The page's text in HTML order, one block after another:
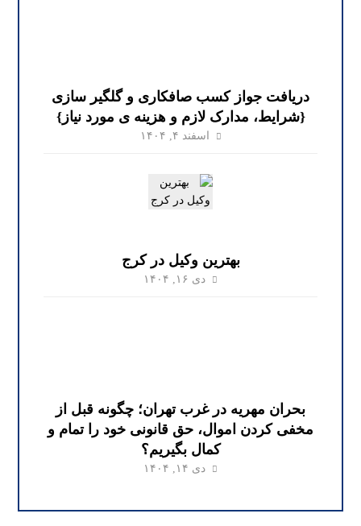
دریافت جواز کسب صافکاری و گلگیر سازی
{شرایط، مدارک لازم و هزینه ی مورد نیاز}
اسفند ۴, ۱۴۰۴
بهترین وکیل در کرج
دی ۱۶, ۱۴۰۴
بحران مهریه در غرب تهران؛ چگونه قبل از
مخفی کردن اموال، حق قانونی خود را تمام و
کمال بگیریم؟
دی ۱۴, ۱۴۰۴